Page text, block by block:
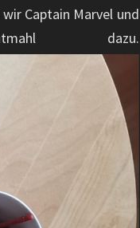
Captain Marvel und
dazu.